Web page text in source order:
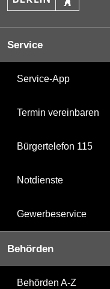
Service
Service-App
Termin vereinbaren
Bürgertelefon 115
Notdienste
Gewerbeservice
Behörden
Behörden A-Z